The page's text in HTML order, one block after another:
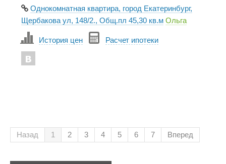
Однокомнатная квартира, город Екатеринбург,
Щербакова ул, 148/2., Общ.пл 45,30 кв.м Ольга
История цен Расчет ипотеки
Назад 1 2 3 4 5 6 7 Вперед